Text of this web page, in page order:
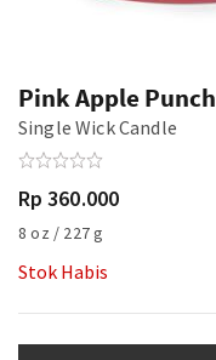
Pink Apple Punch
Single Wick Candle
Rp 360.000
8 oz / 227 g
Stok Habis